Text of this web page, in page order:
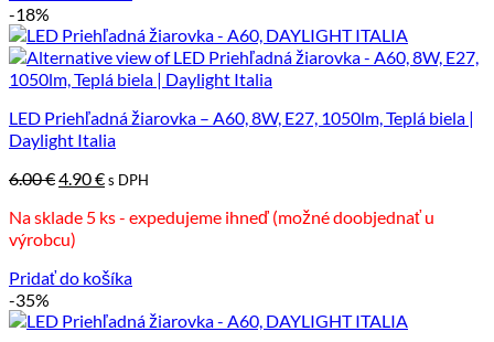
-18%
LED Priehľadná žiarovka – A60, 8W, E27, 1050lm, Teplá biela |
Daylight Italia
6.00€Pôvodná
bola:
6.00 €.
4.90€Aktuálna
je:
s DPH
Na sklade 5 ks - expedujeme ihneď (možné doobjednať u
výrobcu)
Pridať do košíka
-35%